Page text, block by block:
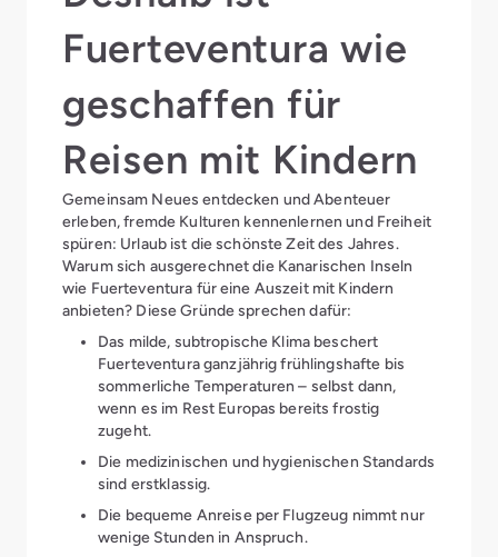
Fuerteventura wie
geschaffen für
Reisen mit Kindern
Gemeinsam Neues entdecken und Abenteuer
erleben, fremde Kulturen kennenlernen und Freiheit
spüren: Urlaub ist die schönste Zeit des Jahres.
Warum sich ausgerechnet die Kanarischen Inseln
wie Fuerteventura für eine Auszeit mit Kindern
anbieten? Diese Gründe sprechen dafür:
Das milde, subtropische Klima beschert
Fuerteventura ganzjährig frühlingshafte bis
sommerliche Temperaturen – selbst dann,
wenn es im Rest Europas bereits frostig
zugeht.
Die medizinischen und hygienischen Standards
sind erstklassig.
Die bequeme Anreise per Flugzeug nimmt nur
wenige Stunden in Anspruch.